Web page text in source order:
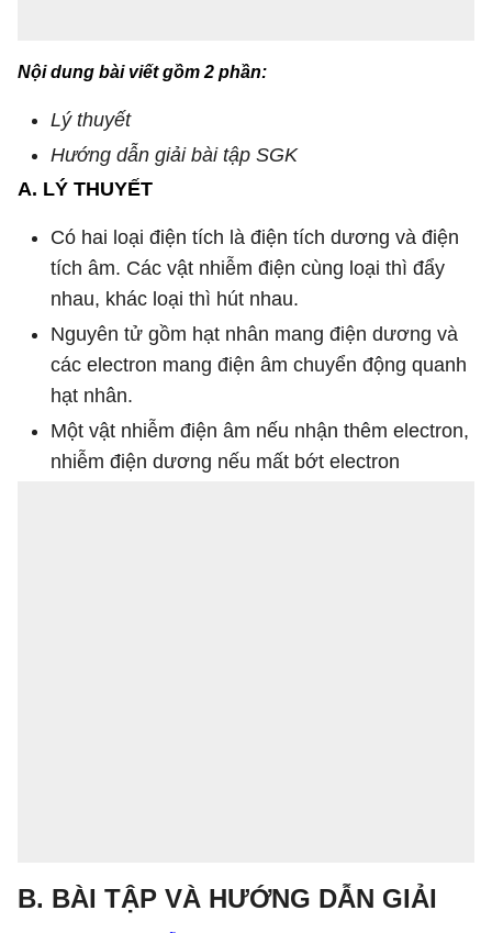
Nội dung bài viết gồm 2 phần:
Lý thuyết
Hướng dẫn giải bài tập SGK
A. LÝ THUYẾT
Có hai loại điện tích là điện tích dương và điện
tích âm. Các vật nhiễm điện cùng loại thì đẩy
nhau, khác loại thì hút nhau.
Nguyên tử gồm hạt nhân mang điện dương và
các electron mang điện âm chuyển động quanh
hạt nhân.
Một vật nhiễm điện âm nếu nhận thêm electron,
nhiễm điện dương nếu mất bớt electron
B. BÀI TẬP VÀ HƯỚNG DẪN GIẢI